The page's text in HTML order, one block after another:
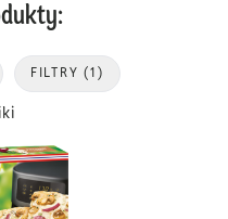
FILTRY (1)